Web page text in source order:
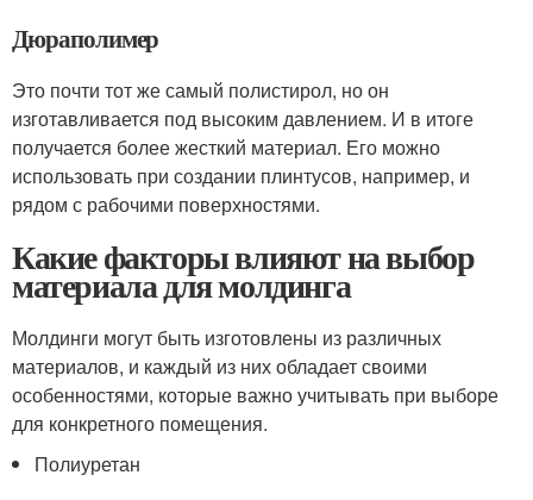
Дюраполимер
Это почти тот же самый полистирол, но он
изготавливается под высоким давлением. И в итоге
получается более жесткий материал. Его можно
использовать при создании плинтусов, например, и
рядом с рабочими поверхностями.
Какие факторы влияют на выбор
материала для молдинга
Молдинги могут быть изготовлены из различных
материалов, и каждый из них обладает своими
особенностями, которые важно учитывать при выборе
для конкретного помещения.
Полиуретан